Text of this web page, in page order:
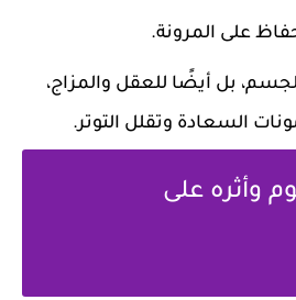
على المرونة.
بل أيضًا للعقل والمزاج،
السعادة وتقلل التوتر.
وأثره على